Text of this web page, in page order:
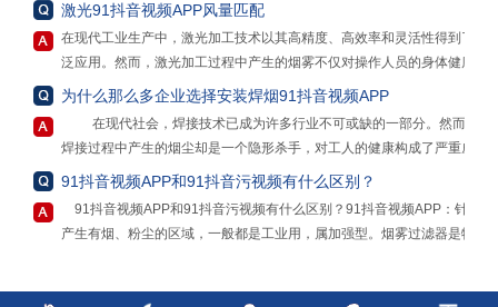
激光91抖音视频APP风量匹配
在现代工业生产中，激光加工技术以其高精度、高效率和灵活性得到了广
泛应用。然而，激光加工过程中产生的烟雾不仅对操作人员的身体健康构
成威胁，还可能对环境造成污染。为了解决这一问题，激光91抖音视频
量匹配常常被忽视，而这一因素实则至关重要，因为无论是“大材小用”还
是“力不从心”，都可能带来一系列的问题和不良后果。
“大材小用”是指选择了远超实际需求的大风量激光91抖音视频APP。这种
情况下，虽然看似净化效果会得到极大保障，但实际上存在诸多弊端。从
成本角度来看，大风量的净化器通常价格更高，购买成本会大幅增加。而
为什么那么多企业选择安装焊烟91抖音视频APP
在现代社会，焊接技术已成为许多行业不可或缺的一部分。然而，
焊接过程中产生的烟尘却是一个隐形杀手，对工人的健康构成了严重威
胁。为了保护工人的健康，提高生产效率，安装焊烟91抖音视频APP势在
首先，焊烟91抖音视频APP能够有效地过滤和清除焊接过程中产生
的有害物质。焊接烟尘中含有大量的重金属、颗粒物和有机化合物，长期
接91抖音污视频能够有效地清除这些有害物质，保护工人的身体健康。
91抖音视频APP和91抖音污视频有什么区别？
91抖音视频APP和91抖音污视频有什么区别？91抖音视频APP：针对
产生有烟、粉尘的区域，一般都是工业用，属加强型。烟雾过滤器是物理